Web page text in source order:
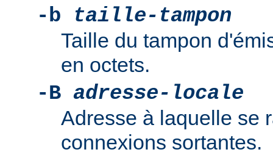
-b
taille-tampon
Taille du tampon
en octets.
-B adresse-locale
Adresse à laquelle se
connexions sortantes.